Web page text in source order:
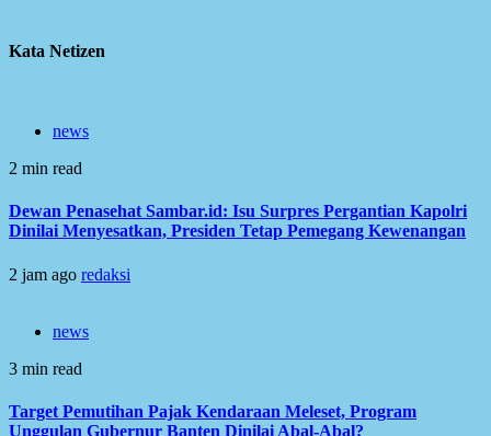
Kata Netizen
news
2 min read
Dewan Penasehat Sambar.id: Isu Surpres Pergantian Kapolri
Dinilai Menyesatkan, Presiden Tetap Pemegang Kewenangan
2 jam ago redaksi
news
3 min read
Target Pemutihan Pajak Kendaraan Meleset, Program
Unggulan Gubernur Banten Dinilai Abal-Abal?